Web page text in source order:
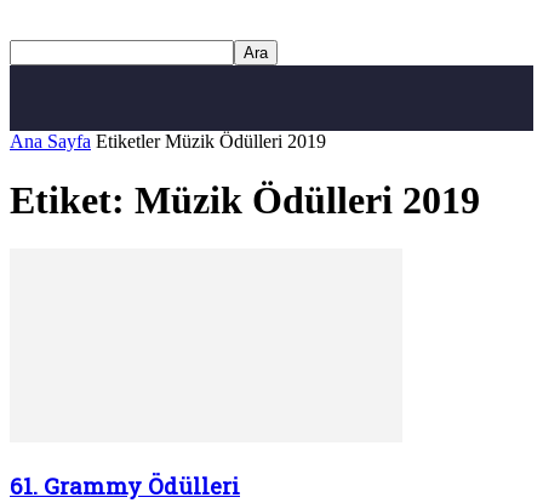
Ana Sayfa Etiketler Müzik Ödülleri 2019
Etiket: Müzik Ödülleri 2019
61. Grammy Ödülleri